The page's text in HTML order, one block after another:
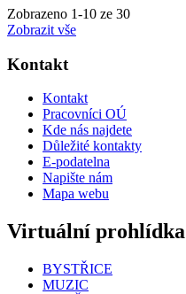
Zobrazeno 1-10 ze 30
Zobrazit vše
Kontakt
Kontakt
Pracovníci OÚ
Kde nás najdete
Důležité kontakty
E-podatelna
Napište nám
Mapa webu
Virtuální prohlídka
BYSTŘICE
MUZIC